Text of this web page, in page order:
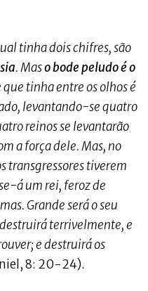
tinha dois chifres, são
. Maso bode peludo é o
tinha entre os olhos é
levantando-se quatro
reinos se levantarão
a força dele. Mas, no
transgressores tiverem
á um rei, feroz de
Grande será o seu
terrivelmente, e
e destruirá os
8: 20-24).